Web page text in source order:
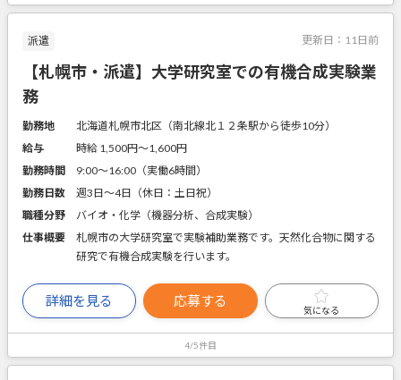
派遣 更新日： 11日前
【札幌市・派遣】大学研究室での有機合成実験業
務
勤務地
北海道札幌市北区（南北線北１２条駅から徒歩10分）
給与
時給 1,500円〜1,600円
勤務時間
9:00～16:00（実働6時間）
勤務日数
週3日～4日（休日：土日祝）
職種分野
バイオ・化学（機器分析、合成実験）
仕事概要
札幌市の大学研究室で実験補助業務です。天然化合物に関する
研究で有機合成実験を行います。
詳細を見る 応募する
気になる
4/5件目